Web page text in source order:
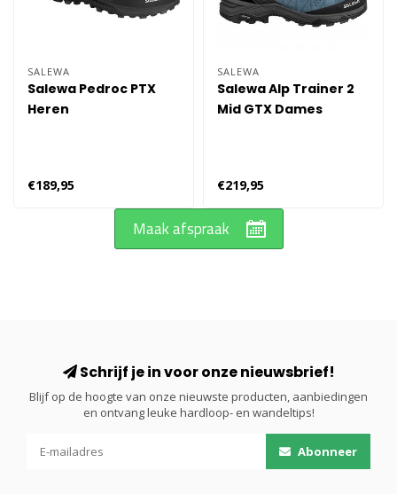
SALEWA
Salewa Pedroc PTX
Heren
€189,95
SALEWA
Salewa Alp Trainer 2
Mid GTX Dames
€219,95
Maak afspraak
Schrijf je in voor onze nieuwsbrief!
Blijf op de hoogte van onze nieuwste producten, aanbiedingen
en ontvang leuke hardloop- en wandeltips!
Abonneer